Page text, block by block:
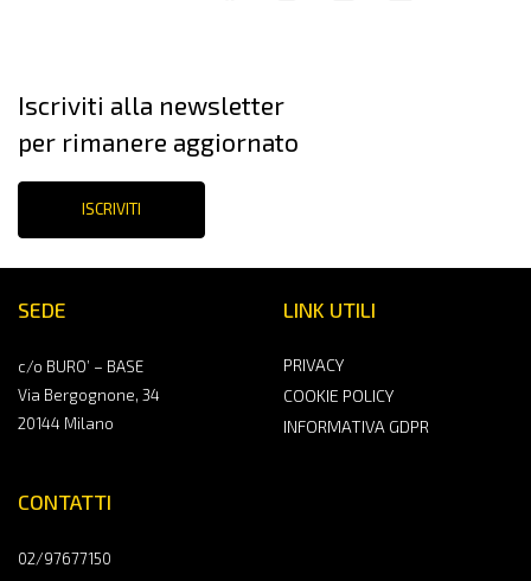
SEDE
c/o BURO’ – BASE
Via Bergognone, 34
20144 Milano
CONTATTI
02/97677150
LINK UTILI
PRIVACY
COOKIE POLICY
INFORMATIVA GDPR
Iscriviti alla newsletter
per rimanere aggiornato
ISCRIVITI